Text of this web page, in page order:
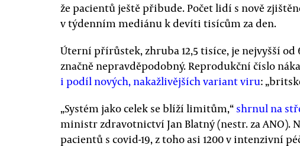
že pacientů ještě přibude. Počet lidí s nově
v týdenním mediánu k devíti tisícům za den.
Úterní přírůstek, zhruba 12,5 tisíce, je nejvyšší od
značně nepravděpodobný. Reprodukční číslo
i podíl nových, nakažlivějších variant viru:
„Systém jako celek se blíží limitům,“ shrnul na
ministr zdravotnictví Jan Blatný (nestr. za ANO).
pacientů s covid-19, z toho asi 1200 v intenzivní